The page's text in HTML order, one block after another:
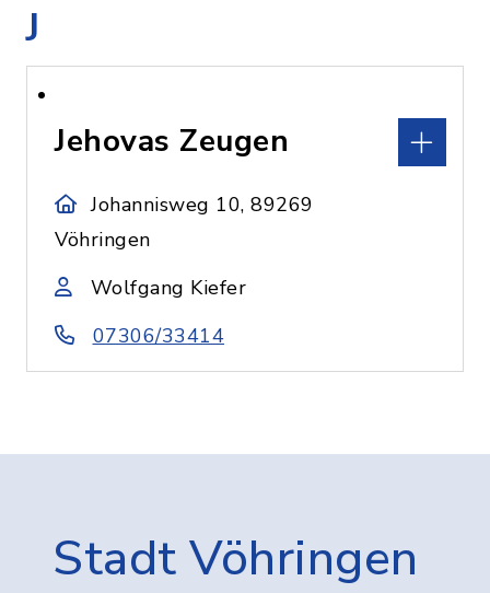
J
Jehovas Zeugen
Johannisweg 10, 89269
Vöhringen
Wolfgang Kiefer
07306/33414
Stadt Vöhringen